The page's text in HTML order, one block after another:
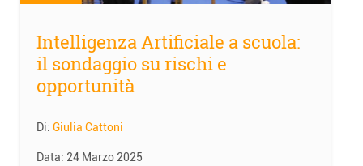
Intelligenza Artificiale a scuola:
il sondaggio su rischi e
opportunità
Di: Giulia Cattoni
Data: 24 Marzo 2025